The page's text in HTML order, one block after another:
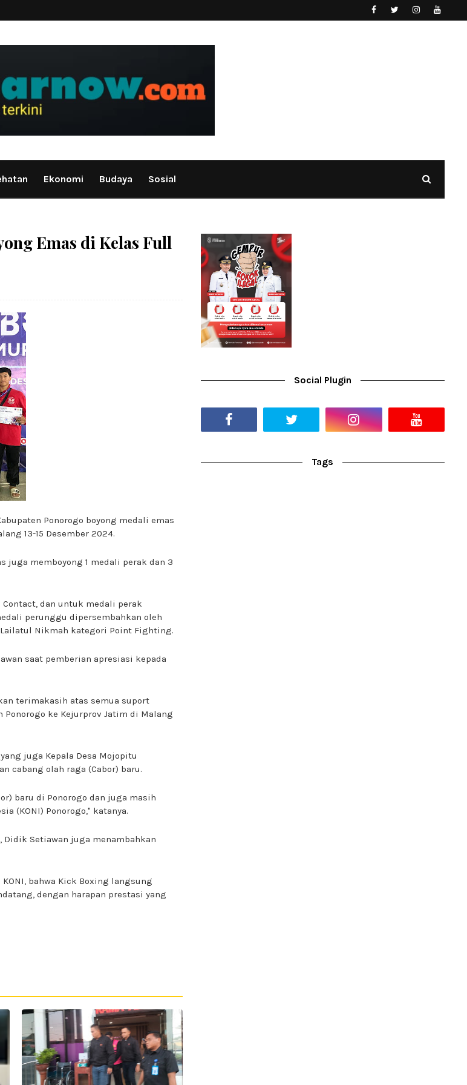
Ekonomi Budaya Sosial
Emas di Kelas Full
Ponorogo boyong medali emas
13-15 Desember 2024.
juga memboyong 1 medali perak dan 3
dan untuk medali perak
perunggu dipersembahkan oleh
Nikmah kategori Point Fighting.
saat pemberian apresiasi kepada
terimakasih atas semua suport
ke Kejurprov Jatim di Malang
juga Kepala Desa Mojopitu
cabang olah raga (Cabor) baru.
baru di Ponorogo dan juga masih
(KONI) Ponorogo," katanya.
Didik Setiawan juga menambahkan
bahwa Kick Boxing langsung
dengan harapan prestasi yang
Social Plugin
Tags